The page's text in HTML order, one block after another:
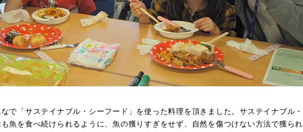
で「サステイナブル・シーフード」を使った料理を頂きました。サステイナブル・
魚を食べ続けられるように、魚の獲りすぎをせず、自然を傷つけない方法で獲られ